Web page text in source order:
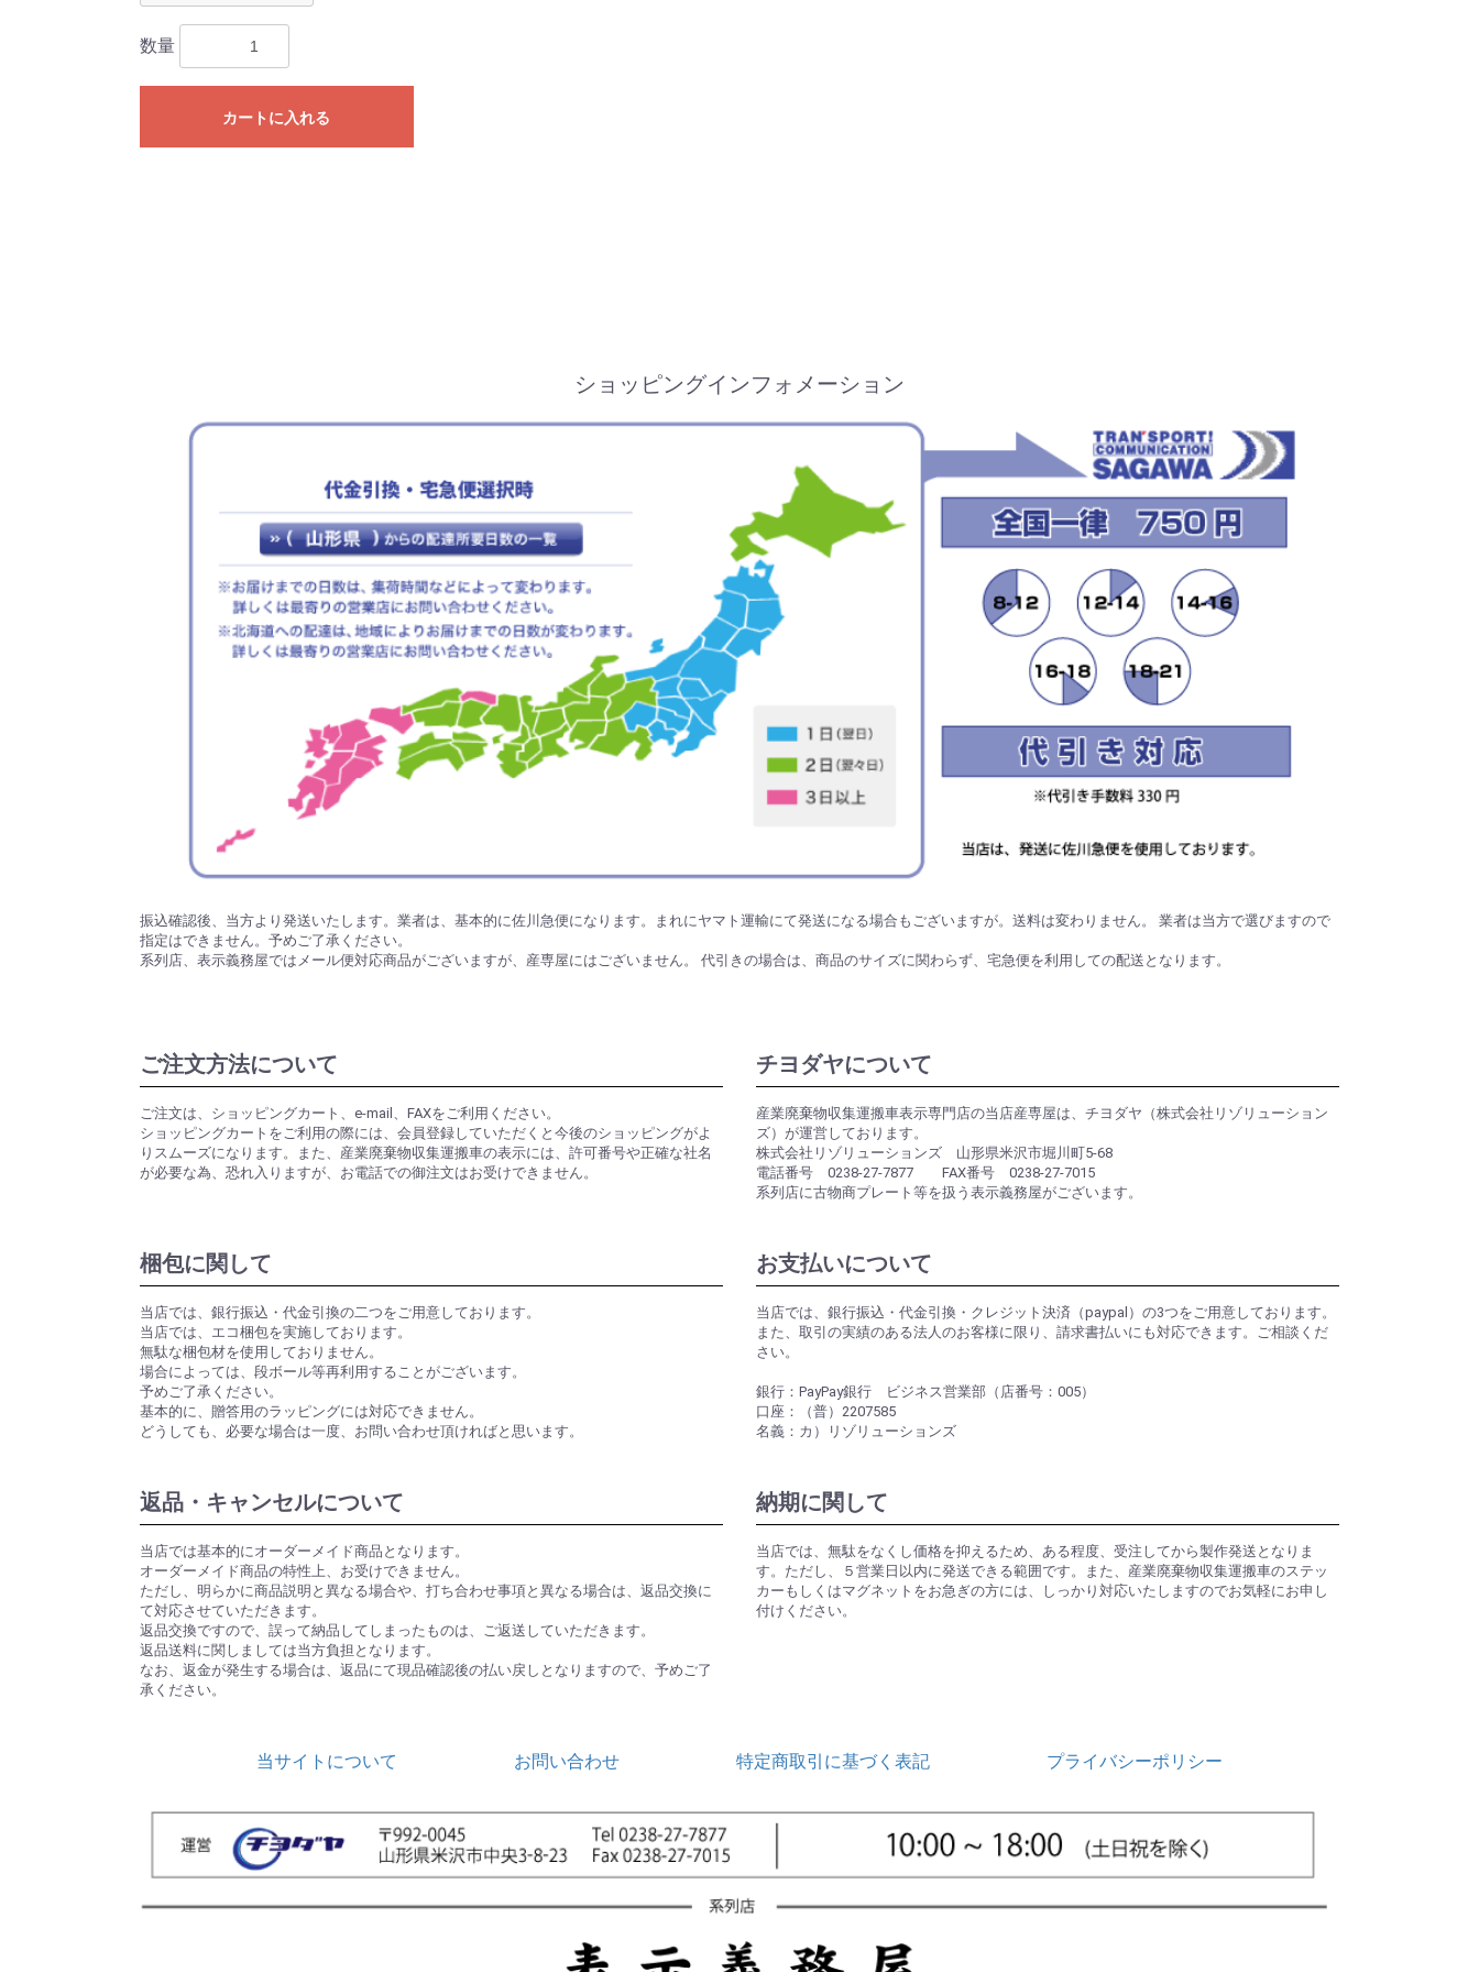
数量
カートに入れる
ショッピングインフォメーション
振込確認後、当方より発送いたします。業者は、基本的に佐川急便になります。まれにヤマト運輸にて発送になる場合もございますが。送料は変わりません。 業者は当方で選びますので
指定はできません。予めご了承ください。
系列店、表示義務屋ではメール便対応商品がございますが、産専屋にはございません。 代引きの場合は、商品のサイズに関わらず、宅急便を利用しての配送となります。
ご注文方法について
ご注文は、ショッピングカート、e-mail、FAXをご利用ください。
ショッピングカートをご利用の際には、会員登録していただくと今後のショッピングがよ
りスムーズになります。また、産業廃棄物収集運搬車の表示には、許可番号や正確な社名
が必要な為、恐れ入りますが、お電話での御注文はお受けできません。
チヨダヤについて
産業廃棄物収集運搬車表示専門店の当店産専屋は、チヨダヤ（株式会社リゾリューション
ズ）が運営しております。
株式会社リゾリューションズ 山形県米沢市堀川町5-68
電話番号 0238-27-7877 FAX番号 0238-27-7015
系列店に古物商プレート等を扱う表示義務屋がございます。
梱包に関して
当店では、銀行振込・代金引換の二つをご用意しております。
当店では、エコ梱包を実施しております。
無駄な梱包材を使用しておりません。
場合によっては、段ボール等再利用することがございます。
予めご了承ください。
基本的に、贈答用のラッピングには対応できません。
どうしても、必要な場合は一度、お問い合わせ頂ければと思います。
お支払いについて
当店では、銀行振込・代金引換・クレジット決済（paypal）の3つをご用意しております。
また、取引の実績のある法人のお客様に限り、請求書払いにも対応できます。ご相談くだ
さい。
銀行：PayPay銀行 ビジネス営業部（店番号：005）
口座：（普）2207585
名義：カ）リゾリューションズ
返品・キャンセルについて
当店では基本的にオーダーメイド商品となります。
オーダーメイド商品の特性上、お受けできません。
ただし、明らかに商品説明と異なる場合や、打ち合わせ事項と異なる場合は、返品交換に
て対応させていただきます。
返品交換ですので、誤って納品してしまったものは、ご返送していただきます。
返品送料に関しましては当方負担となります。
なお、返金が発生する場合は、返品にて現品確認後の払い戻しとなりますので、予めご了
承ください。
納期に関して
当店では、無駄をなくし価格を抑えるため、ある程度、受注してから製作発送となりま
す。ただし、５営業日以内に発送できる範囲です。また、産業廃棄物収集運搬車のステッ
カーもしくはマグネットをお急ぎの方には、しっかり対応いたしますのでお気軽にお申し
付けください。
当サイトについて お問い合わせ 特定商取引に基づく表記 プライバシーポリシー